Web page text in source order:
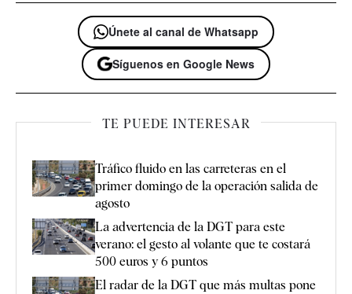
Únete al canal de Whatsapp
Síguenos en Google News
TE PUEDE INTERESAR
Tráfico fluido en las carreteras en el
primer domingo de la operación salida de
agosto
La advertencia de la DGT para este
verano: el gesto al volante que te costará
500 euros y 6 puntos
El radar de la DGT que más multas pone